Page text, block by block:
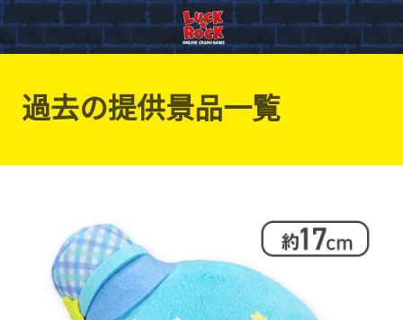
過去の提供景品一覧